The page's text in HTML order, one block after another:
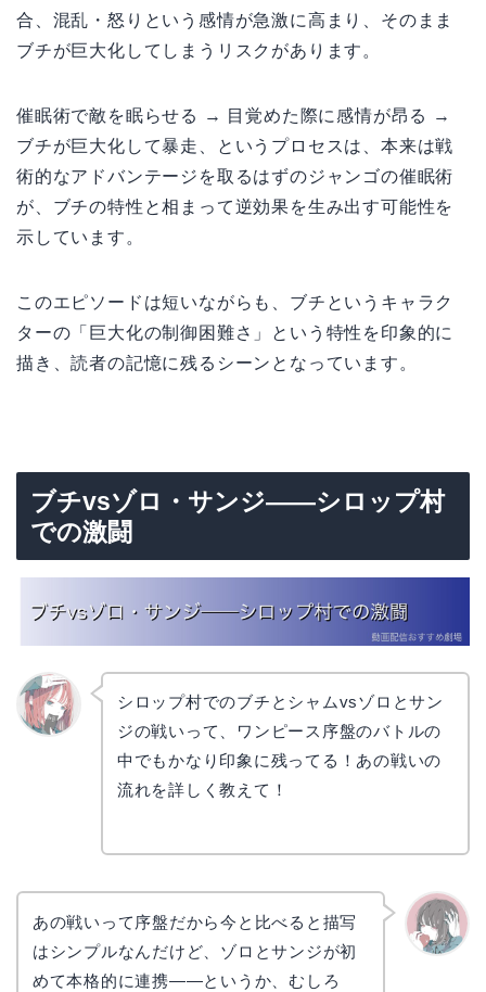
合、混乱・怒りという感情が急激に高まり、そのまま
ブチが巨大化してしまうリスクがあります。
催眠術で敵を眠らせる → 目覚めた際に感情が昂る →
ブチが巨大化して暴走、というプロセスは、本来は戦
術的なアドバンテージを取るはずのジャンゴの催眠術
が、ブチの特性と相まって逆効果を生み出す可能性を
示しています。
このエピソードは短いながらも、ブチというキャラク
ターの「巨大化の制御困難さ」という特性を印象的に
描き、読者の記憶に残るシーンとなっています。
ブチvsゾロ・サンジ——シロップ村
での激闘
シロップ村でのブチとシャムvsゾロとサン
ジの戦いって、ワンピース序盤のバトルの
中でもかなり印象に残ってる！あの戦いの
流れを詳しく教えて！
あの戦いって序盤だから今と比べると描写
はシンプルなんだけど、ゾロとサンジが初
めて本格的に連携——というか、むしろ